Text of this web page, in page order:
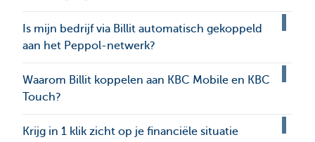
Is mijn bedrijf via Billit automatisch gekoppeld
aan het Peppol-netwerk?
Waarom Billit koppelen aan KBC Mobile en KBC
Touch?
Krijg in 1 klik zicht op je financiële situatie